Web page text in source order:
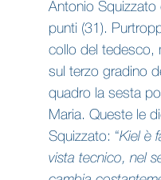
Antonio
punti (31).
collo del tedesco,
sul terzo gradino
quadro la sesta
Maria. Queste le
Squizzato: “Kiel è
vista tecnico, nel